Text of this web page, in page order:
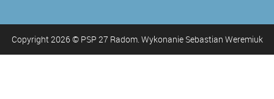
Copyright2026© PSP 27 Radom. Wykonanie Sebastian Weremiuk